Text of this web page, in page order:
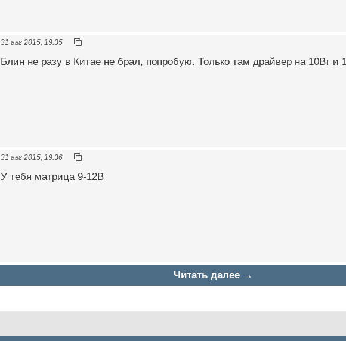
31 авг 2015, 19:35
Блин не разу в Китае не брал, попробую. Только там драйвер на 10Вт и
31 авг 2015, 19:36
У тебя матрица 9-12В
Читать далее →